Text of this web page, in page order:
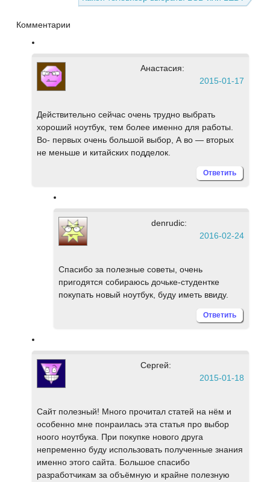
Комментарии
Анастасия:
2015-01-17
Действительно сейчас очень трудно выбрать
хороший ноутбук, тем более именно для работы.
Во- первых очень большой выбор, А во — вторых
не меньше и китайских подделок.
Ответить
denrudic:
2016-02-24
Спасибо за полезные советы, очень
пригодятся собираюсь дочьке-студентке
покупать новый ноутбук, буду иметь ввиду.
Ответить
Сергей:
2015-01-18
Сайт полезный! Много прочитал статей на нём и
особенно мне понраилась эта статья про выбор
ноого ноутбука. При покупке нового друга
непременно буду использовать полученные знания
именно этого сайта. Большое спасибо
разработчикам за объёмную и крайне полезную